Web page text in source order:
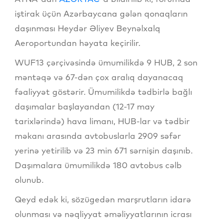
iştirak üçün Azərbaycana gələn qonaqların
daşınması Heydər Əliyev Beynəlxalq
Aeroportundan həyata keçirilir.
WUF13 çərçivəsində ümumilikdə 9 HUB, 2 son
məntəqə və 67-dən çox aralıq dayanacaq
fəaliyyət göstərir. Ümumilikdə tədbirlə bağlı
daşımalar başlayandan (12-17 may
tarixlərində) hava limanı, HUB-lar və tədbir
məkanı arasında avtobuslarla 2909 səfər
yerinə yetirilib və 23 min 671 sərnişin daşınıb.
Daşımalara ümumilikdə 180 avtobus cəlb
olunub.
Qeyd edək ki, sözügedən marşrutların idarə
olunması və nəqliyyat əməliyyatlarının icrası